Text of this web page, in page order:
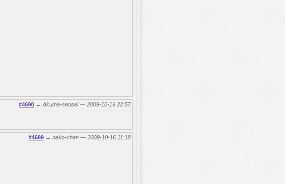
#4690 ← Akuma-sensei — 2009-10-16 22:57
#4689 ← neko-chan — 2009-10-16 11:18